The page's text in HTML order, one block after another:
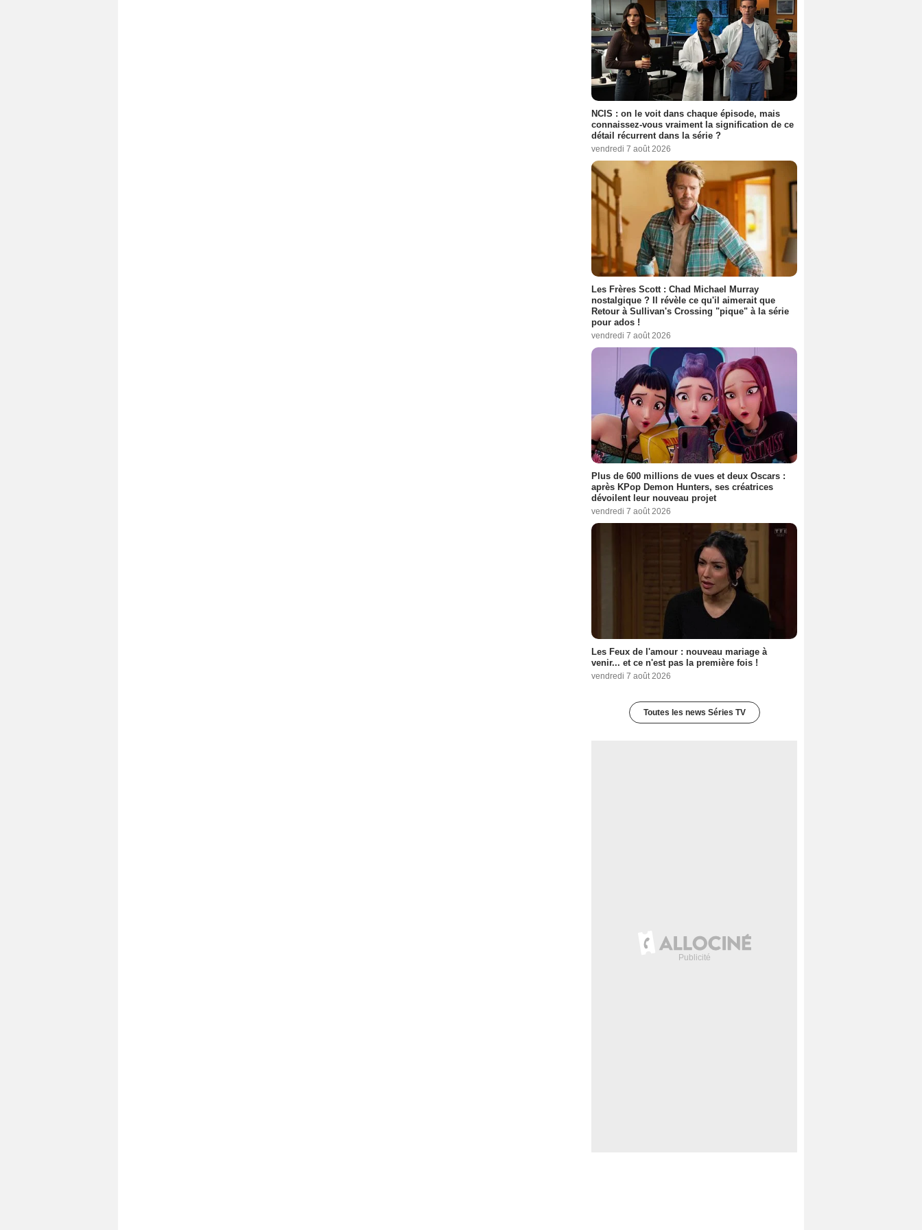
NCIS : on le voit dans chaque épisode, mais
connaissez-vous vraiment la signification de ce
détail récurrent dans la série ?
vendredi 7 août 2026
Les Frères Scott : Chad Michael Murray
nostalgique ? Il révèle ce qu'il aimerait que
Retour à Sullivan's Crossing "pique" à la série
pour ados !
vendredi 7 août 2026
Plus de 600 millions de vues et deux Oscars :
après KPop Demon Hunters, ses créatrices
dévoilent leur nouveau projet
vendredi 7 août 2026
Les Feux de l'amour : nouveau mariage à
venir... et ce n'est pas la première fois !
vendredi 7 août 2026
Toutes les news Séries TV